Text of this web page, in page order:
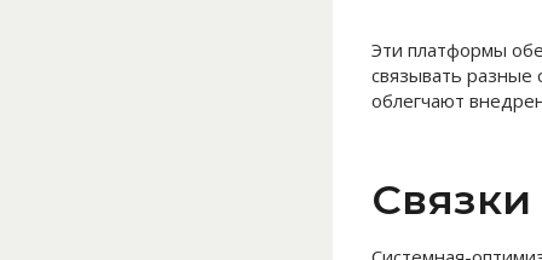
Эти платформы
связывать разные
облегчают